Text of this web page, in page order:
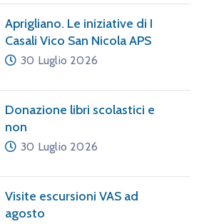
Aprigliano. Le iniziative di I
Casali Vico San Nicola APS
30 Luglio 2026
Donazione libri scolastici e
non
30 Luglio 2026
Visite escursioni VAS ad
agosto